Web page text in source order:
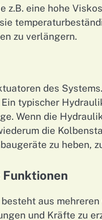
z.B. eine hohe
zu verlängern.
des
typischer
Wenn die
die
zu heben,
Funktionen
aus
und Kräfte zu